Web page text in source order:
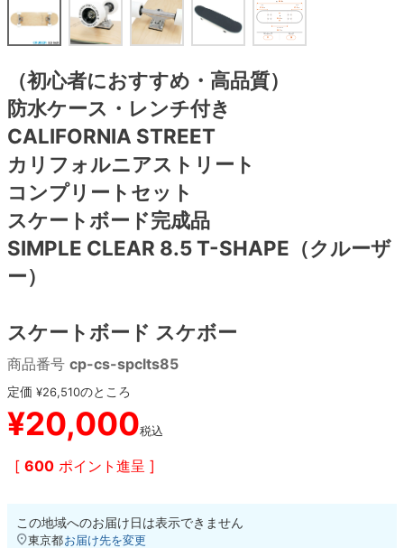
（初心者におすすめ・高品質）
防水ケース・レンチ付き
CALIFORNIA STREET
カリフォルニアストリート
コンプリートセット
スケートボード完成品
SIMPLE CLEAR 8.5 T-SHAPE（クルーザ
ー）
スケートボード スケボー
商品番号 cp-cs-spclts85
定価 ¥26,510のところ
¥20,000税込
[ 600 ポイント進呈 ]
この地域へのお届け日は表示できません
東京都お届け先を変更
8.4inch
8.6inch
8.7inch
8.8inch
8.9inch
9.0inch以上
シェイプデッキ
高性能デッキ
8.5inch
8.7inch
8.8inch
8.9inch
9.0inch以上
64mm
70mm
72mm
75mm
110mm
スケートケース・バッグ
27.5cm
28.5cm
29cm
29.5cm
30cm
ソックス
サイズの測り方